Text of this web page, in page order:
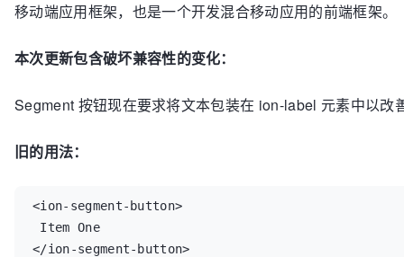
移动端应用框架，也是一个开发混合移动应用的前端框架。
本次更新包含破坏兼容性的变化：
Segment 按钮现在要求将文本包装在 ion-label 元素中以改
旧的用法：
<ion-segment-button>
Item One
</ion-segment-button>